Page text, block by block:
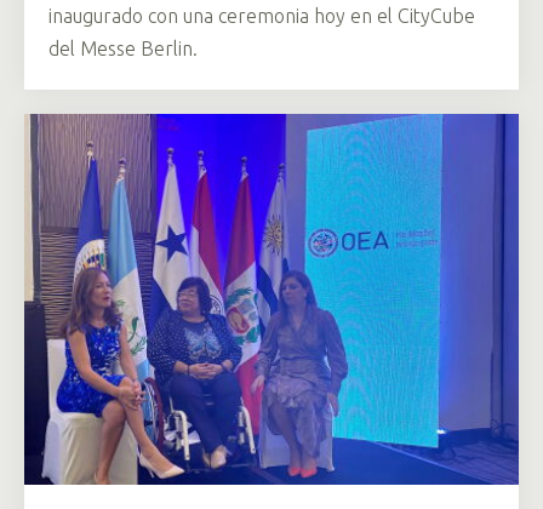
inaugurado con una ceremonia hoy en el CityCube
del Messe Berlin.